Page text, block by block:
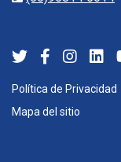
Política de Privacidad
Mapa del sitio